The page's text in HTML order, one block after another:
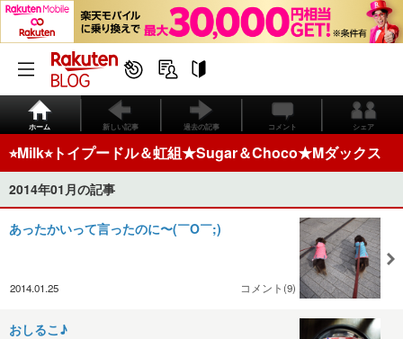
ホーム 新しい記事 過去の記事 コメント シェア
⭐︎Milk⭐︎トイプードル＆虹組★Sugar＆Choco★Mダックス
2014年01月の記事
あったかいって言ったのに〜(￣O￣;)
2014.01.25 コメント(9)
おしるこ♪